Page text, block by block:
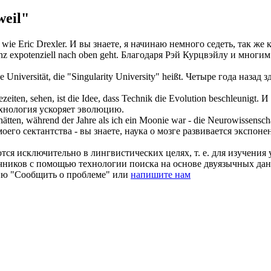
Eric Drexler. И вы знаете, я начинаю немного седеть, так
expotenziell nach oben geht. Благодаря Рэй Курцвэйлу и
Universität, die "Singularity University" heißt. Четыре года назад
sehen, ist die Idee, dass Technik die Evolution beschleunigt. И
ускоряет эволюцию.
während der Jahre als ich ein Moonie war - die
сектантства - вы знаете, наука о мозге развивается
исключительно в лингвистических целях, т. е. для
с помощью технологии поиска на основе двуязычных
"Сообщить о проблеме" или напишите нам